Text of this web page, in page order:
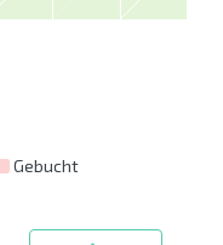
Gebucht